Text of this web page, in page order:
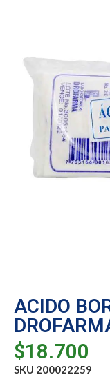
ACIDO
$18.700
SKU 200022259